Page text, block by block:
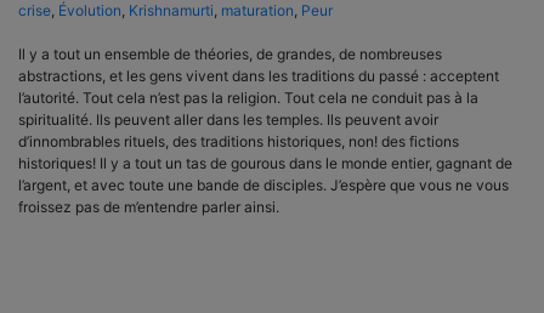
crise, Évolution, Krishnamurti, maturation, Peur
Il y a tout un ensemble de théories, de grandes, de nombreuses
abstractions, et les gens vivent dans les traditions du passé : acceptent
l’autorité. Tout cela n’est pas la religion. Tout cela ne conduit pas à la
spiritualité. Ils peuvent aller dans les temples. Ils peuvent avoir
d’innombrables rituels, des traditions historiques, non! des fictions
historiques! Il y a tout un tas de gourous dans le monde entier, gagnant de
l’argent, et avec toute une bande de disciples. J’espère que vous ne vous
froissez pas de m’entendre parler ainsi.